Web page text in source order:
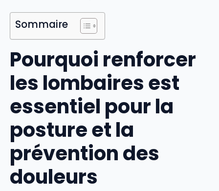
Sommaire
Pourquoi renforcer
les lombaires est
essentiel pour la
posture et la
prévention des
douleurs